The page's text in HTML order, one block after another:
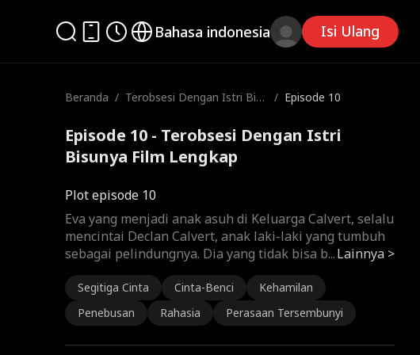
Bahasa indonesia Isi Ulang
Beranda / Terobsesi Dengan Istri Bisu
/ Episode 10
Episode 10 - Terobsesi Dengan Istri
Bisunya Film Lengkap
Plot episode 10
Lainnya >
Eva yang menjadi anak asuh di Keluarga Calvert, selalu
mencintai Declan Calvert, anak laki-laki yang tumbuh
sebagai pelindungnya. Dia yang tidak bisa b...
Segitiga Cinta Cinta-Benci
Kehamilan
Penebusan
Rahasia Perasaan Tersembunyi